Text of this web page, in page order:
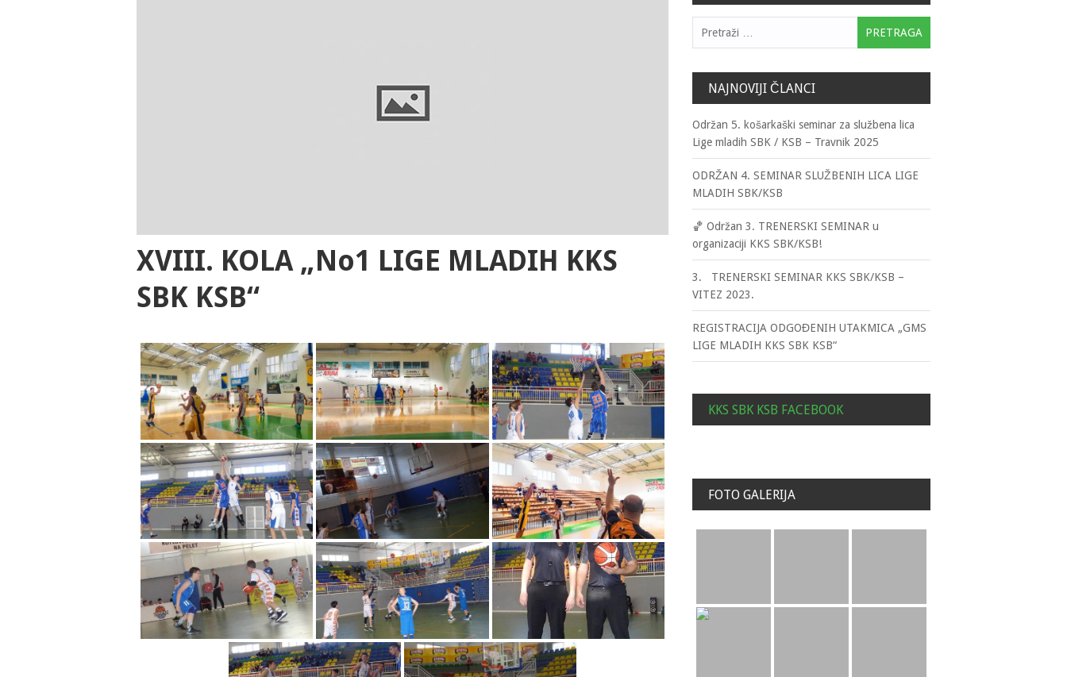
XVIII. KOLA „No1 LIGE MLADIH KKS
SBK KSB“
NAJNOVIJI ČLANCI
Održan 5. košarkaški seminar za službena lica
Lige mladih SBK / KSB – Travnik 2025
ODRŽAN 4. SEMINAR SLUŽBENIH LICA LIGE
MLADIH SBK/KSB
🏀 Održan 3. TRENERSKI SEMINAR u
organizaciji KKS SBK/KSB!
3. TRENERSKI SEMINAR KKS SBK/KSB –
VITEZ 2023.
REGISTRACIJA ODGOĐENIH UTAKMICA „GMS
LIGE MLADIH KKS SBK KSB“
KKS SBK KSB FACEBOOK
FOTO GALERIJA